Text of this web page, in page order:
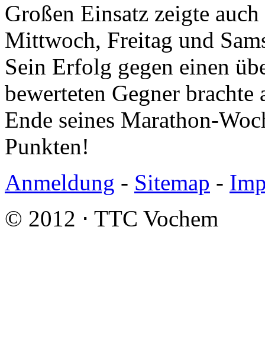
Großen Einsatz zeigte
Mittwoch, Freitag und
Sein Erfolg gegen einen
bewerteten Gegner
Ende seines Marathon-
Punkten!
Anmeldung - Sitemap -
© 2012 ⋅ TTC Vochem